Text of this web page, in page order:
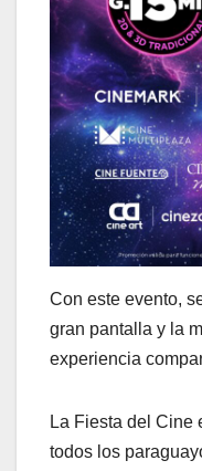
Con este evento,
gran pantalla y la
experiencia
La Fiesta del Cine
todos los